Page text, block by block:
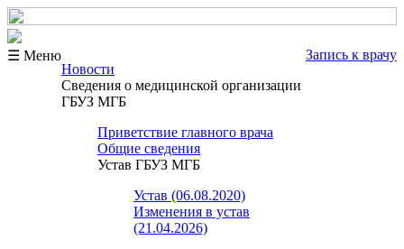
☰ Меню
Запись к врачу
Новости
Сведения о медицинской организации
ГБУЗ МГБ
Приветствие главного врача
Общие сведения
Устав ГБУЗ МГБ
Устав (06.08.2020)
Изменения в устав
(21.04.2026)